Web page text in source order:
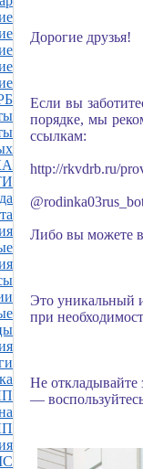
Дорогие друзья!
Если вы
порядке, мы
ссылкам:
http://rkvdrb.ru/
Либо вы можете
Это уникальный
при
Не откладывайте
—